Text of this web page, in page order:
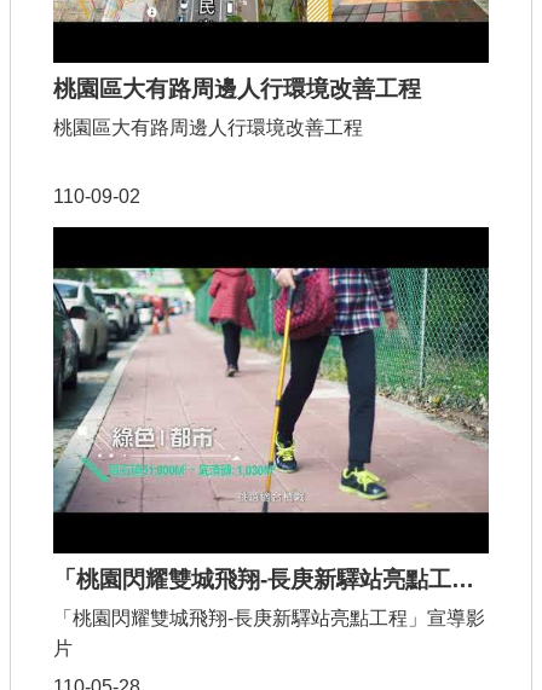
桃園區大有路周邊人行環境改善工程
110-09-02
桃園區大有路周邊人行環境改善工程
「桃園閃耀雙城飛翔-長庚新驛站亮點工程」宣導影片
「桃園閃耀雙城飛翔-長庚新驛站亮點工程」宣導影
片